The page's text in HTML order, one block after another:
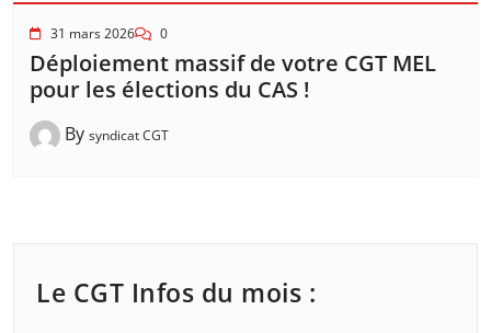
31 mars 2026 0
Déploiement massif de votre CGT MEL
pour les élections du CAS !
By syndicat CGT
Le CGT Infos du mois :